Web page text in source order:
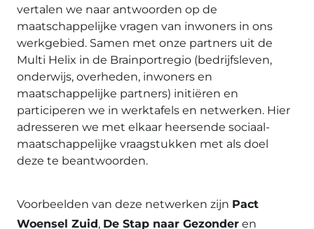
vertalen we naar antwoorden op de
maatschappelijke vragen van inwoners in ons
werkgebied. Samen met onze partners uit de
Multi Helix in de Brainportregio (bedrijfsleven,
onderwijs, overheden, inwoners en
maatschappelijke partners) initiëren en
participeren we in werktafels en netwerken. Hier
adresseren we met elkaar heersende sociaal-
maatschappelijke vraagstukken met als doel
deze te beantwoorden.
Voorbeelden van deze netwerken zijn Pact
Woensel Zuid, De Stap naar Gezonder en